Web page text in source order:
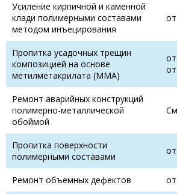
Усиление кирпичной и каменной
клади полимерными составами
методом инъецирования
Пропитка усадочных трещин
композицией на основе
метилметакрилата (ММА)
Ремонт аварийных конструкций
полимерно-металлической
обоймой
Пропитка поверхности
полимерными составами
Ремонт объемных дефектов